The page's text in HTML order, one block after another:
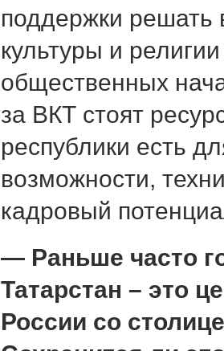
поддержки решать
культуры и
общественных
за ВКТ стоят
республики есть
возможности,
кадровый
— Раньше часто
Татарстан – это
России со